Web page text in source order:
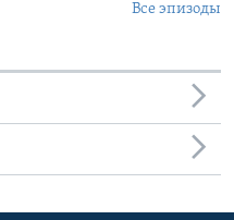
Все эпизоды